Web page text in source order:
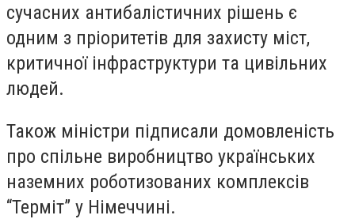
сучасних антибалістичних рішень є
одним з пріоритетів для захисту міст,
критичної інфраструктури та цивільних
людей.
Також міністри підписали домовленість
про спільне виробництво українських
наземних роботизованих комплексів
“Терміт” у Німеччині.